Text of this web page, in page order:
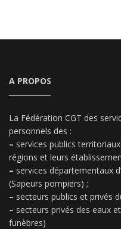
A PROPOS
La Fédération CGT des
personnels des :
– services publics
régions et leurs
– services départementaux
(Sapeurs pompiers) ;
– secteurs publics et privés
– secteurs privés des eaux
funèbres)